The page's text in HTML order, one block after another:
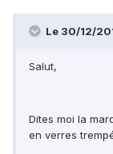
Le 30/12/
Salut,
Dites moi la
en verres